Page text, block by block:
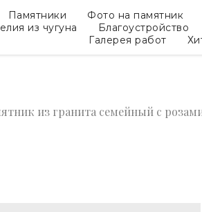
Памятники Фото на памятник
из чугуна
Благоустройство
Галерея работ
из гранита семейный с